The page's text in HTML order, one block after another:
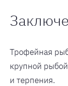
Трофейная
крупной
и терпения.